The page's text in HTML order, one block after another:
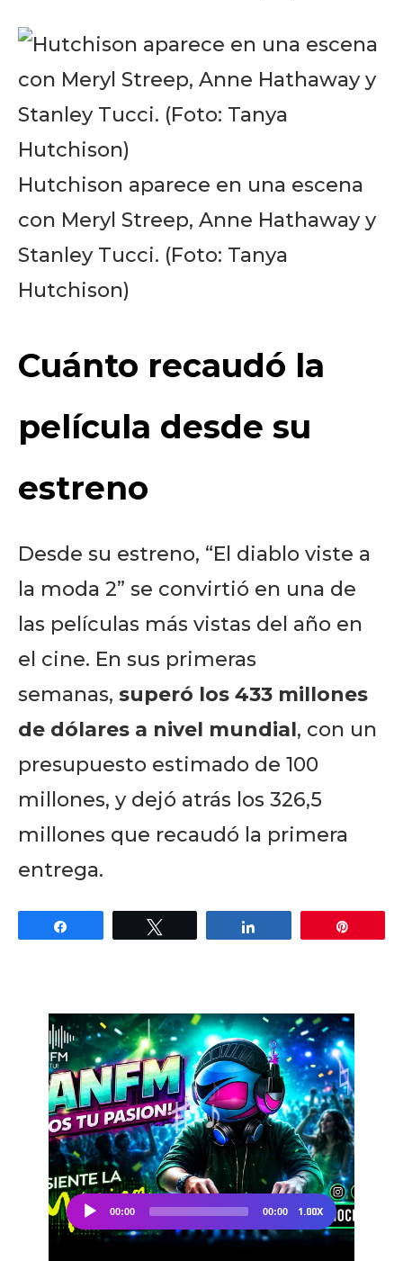
Hutchison aparece en una escena
con Meryl Streep, Anne Hathaway y
Stanley Tucci. (Foto: Tanya
Hutchison)
Cuánto recaudó la
película desde su
estreno
Desde su estreno, “El diablo viste a
la moda 2” se convirtió en una de
las películas más vistas del año en
el cine. En sus primeras
semanas, superó los 433 millones
de dólares a nivel mundial, con un
presupuesto estimado de 100
millones, y dejó atrás los 326,5
millones que recaudó la primera
entrega.